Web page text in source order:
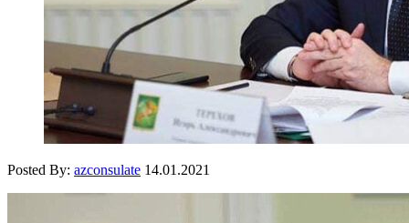
Posted By: azconsulate 14.01.2021